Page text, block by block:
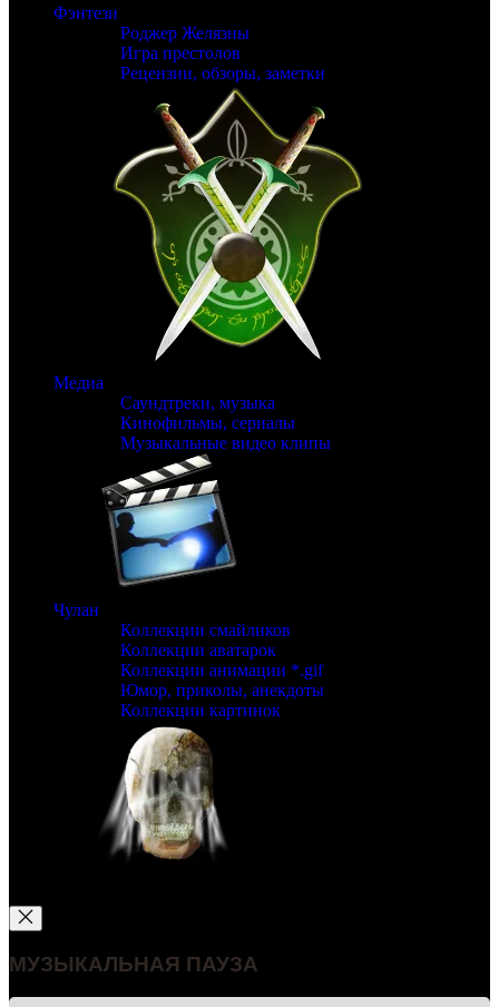
Фэнтези
Роджер Желязны
Игра престолов
Рецензии, обзоры, заметки
Медиа
Саундтреки, музыка
Кинофильмы, сериалы
Музыкальные видео клипы
Чулан
Коллекции смайликов
Коллекции аватарок
Коллекции анимации *.gif
Юмор, приколы, анекдоты
Коллекции картинок
МУЗЫКАЛЬНАЯ ПАУЗА